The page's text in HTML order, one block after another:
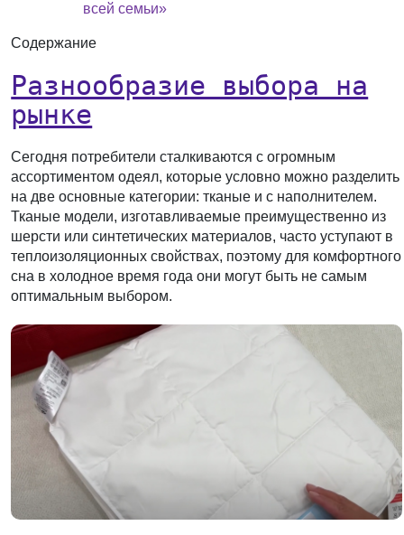
всей семьи»
Содержание
Разнообразие выбора на
рынке
Сегодня потребители сталкиваются с огромным
ассортиментом одеял, которые условно можно разделить
на две основные категории: тканые и с наполнителем.
Тканые модели, изготавливаемые преимущественно из
шерсти или синтетических материалов, часто уступают в
теплоизоляционных свойствах, поэтому для комфортного
сна в холодное время года они могут быть не самым
оптимальным выбором.